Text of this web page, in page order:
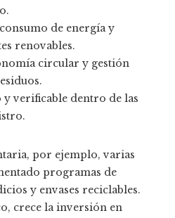
de energía y
renovables.
circular y gestión
verificable dentro de las
por ejemplo, varias
programas de
y envases reciclables.
crece la inversión en